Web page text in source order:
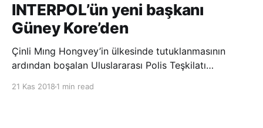
INTERPOL’ün yeni başkanı
Güney Kore’den
Çinli Mıng Hongvey’in ülkesinde tutuklanmasının
ardından boşalan Uluslararası Polis Teşkilatı
21 Kas 2018 1 min read